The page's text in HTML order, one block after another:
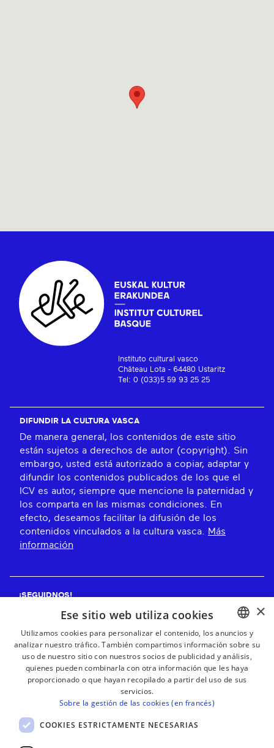
Instituto cultural vasco
Château Lota - 64480 Ustaritz
Tel: 0 (033)5 59 93 25 25
DIFUNDIR LA CULTURA VASCA
De manera general, los contenidos de este sitio
están sujetos a derechos de autor (copyright). Sin
embargo, usted está autorizado a copiar, adaptar y
difundir los contenidos publicados de los que el
ICV es autor, siempre que mencione la paternidad y
los comparta en las mismas condiciones. En
efecto, deseamos facilitar la difusión de los
contenidos vinculados a la cultura vasca.
Más
información
¡SEGUIDNOS!
¡RECIBE NUESTROS BOLETINES!
Suscribirse
BASQUE
FRENCH
×
Ese sitio web utiliza cookies
Utilizamos cookies para personalizar el contenido, los anuncios y
analizar nuestro tráfico. También compartimos información sobre su
uso de nuestro sitio con nuestros socios de publicidad y análisis,
quienes pueden combinarla con otra información que les haya
proporcionado o que hayan recopilado a partir del uso de sus
servicios.
Sobre la gestión de las cookies (en francés)
COOKIES ESTRICTAMENTE NECESARIAS